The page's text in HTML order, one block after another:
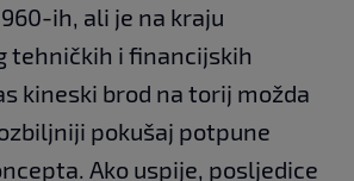
ih, ali je na kraju
tehničkih i financijskih
kineski brod na torij možda
pokušaj potpune
Ako uspije, posljedice